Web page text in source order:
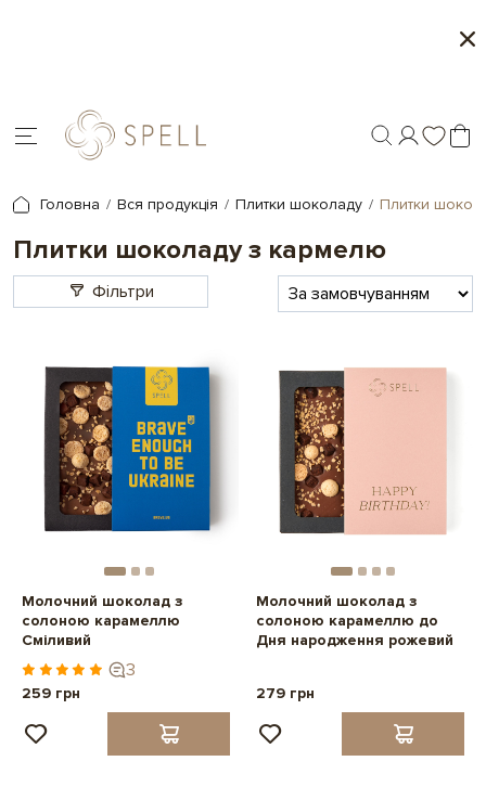
Головна Вся продукція Плитки шоколаду Плитки
Плитки шоколаду з кармелю
Фільтри
Молочний шоколад з
солоною карамеллю
Сміливий
3
259 грн
Молочний шоколад з
солоною карамеллю до
Дня народження рожевий
279 грн